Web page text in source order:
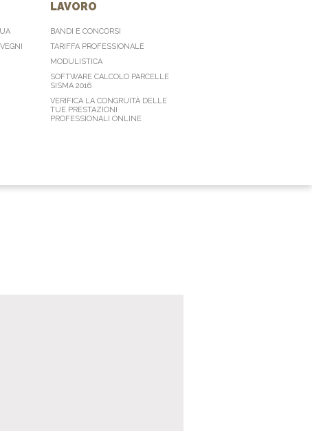
LAVORO
BANDI E CONCORSI
TARIFFA PROFESSIONALE
MODULISTICA
SOFTWARE CALCOLO PARCELLE
SISMA 2016
VERIFICA LA CONGRUITÀ DELLE
TUE PRESTAZIONI
PROFESSIONALI ONLINE